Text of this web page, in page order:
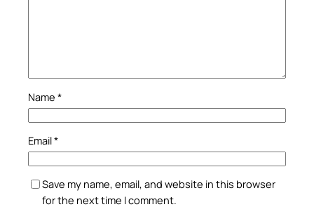
Name *
Email*
Save my name, email, and website in this browser
for the next time I comment.